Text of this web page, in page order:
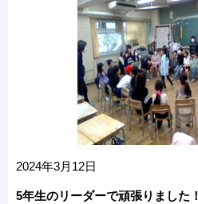
2024年3月12日
5年生のリーダーで頑張りました！